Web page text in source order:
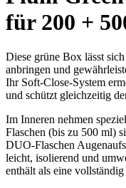
für 200 +
Diese grüne Box lässt
anbringen und
Ihr Soft-Close-System
und schützt gleichzeitig
Im Inneren nehmen
Flaschen (bis zu 500 ml)
DUO-Flaschen
leicht, isolierend und
enthält als eine